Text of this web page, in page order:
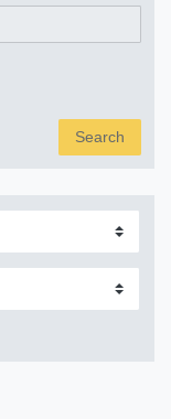
Search